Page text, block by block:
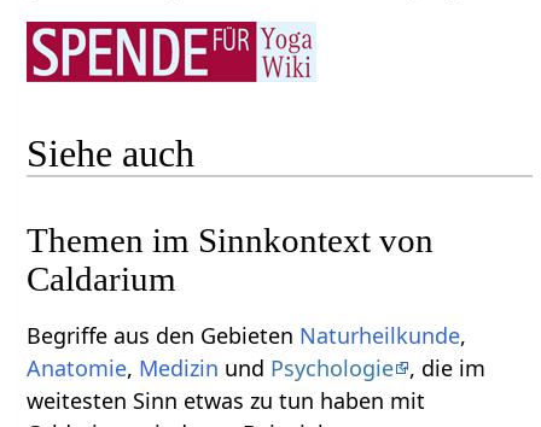
Siehe auch
Themen im Sinnkontext von
Caldarium
Begriffe aus den Gebieten Naturheilkunde,
Anatomie, Medizin und Psychologie , die im
weitesten Sinn etwas zu tun haben mit